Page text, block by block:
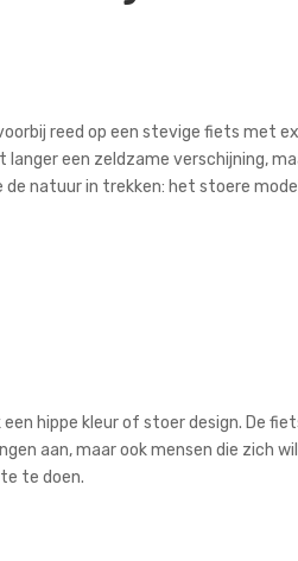
reed op een stevige fiets met
langer een zeldzame verschijning,
natuur in trekken: het stoere
hippe kleur of stoer design. De
aan, maar ook mensen die zich
te doen.